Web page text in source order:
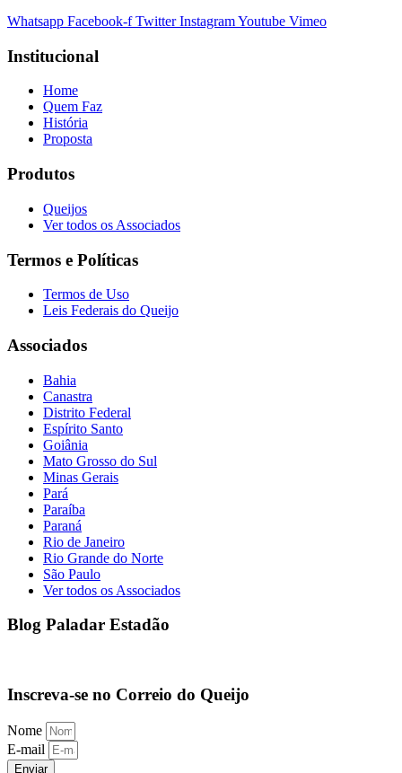
Whatsapp Facebook-f Twitter InstagramYoutube Vimeo
Institucional
Home
Quem Faz
História
Proposta
Produtos
Queijos
Ver todos os Associados
Termos e Políticas
Termos de Uso
Leis Federais do Queijo
Associados
Bahia
Canastra
Distrito Federal
Espírito Santo
Goiânia
Mato Grosso do Sul
Minas Gerais
Pará
Paraíba
Paraná
Rio de Janeiro
Rio Grande do Norte
São Paulo
Ver todos os Associados
Blog Paladar Estadão
Inscreva-se no Correio do Queijo
Nome
E-mail
Enviar